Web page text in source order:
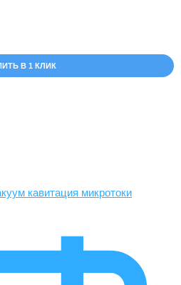
В 1 КЛИК
кавитация микротоки